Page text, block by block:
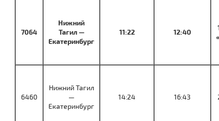
7064
Нижний
Тагил —
Екатеринбург
11:22 12:40
6460
Нижний Тагил
—
Екатеринбург
14:24 16:43